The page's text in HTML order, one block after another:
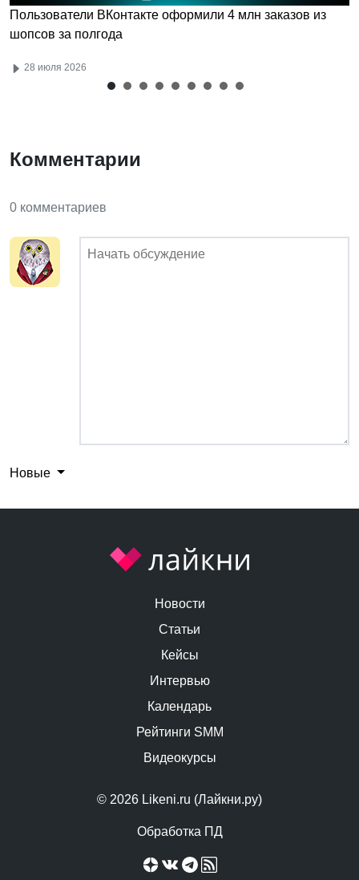
Пользователи ВКонтакте оформили 4 млн заказов из
шопсов за полгода
28 июля 2026
Комментарии
0 комментариев
Новые
© 2026 Likeni.ru (Лайкни.ру)
Обработка ПД
Новости
Статьи
Кейсы
Интервью
Календарь
Рейтинги SMM
Видеокурсы